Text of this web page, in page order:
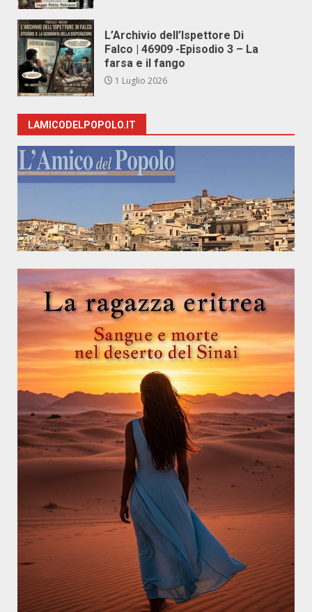
L’Archivio dell’Ispettore Di
Falco | 46909 -Episodio 3 – La
farsa e il fango
1 Luglio 2026
LAMICODELPOPOLO.IT